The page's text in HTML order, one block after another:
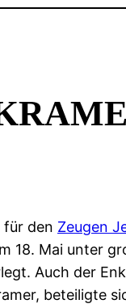
für den Zeugen
18. Mai unter
Auch der
beteiligte